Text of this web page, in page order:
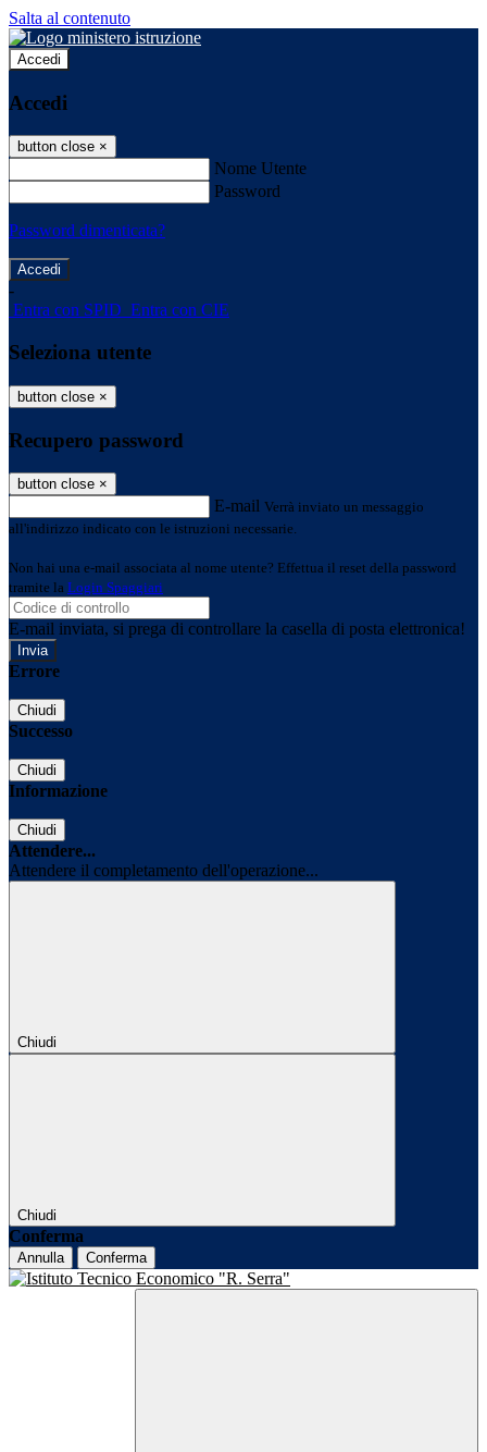
Salta al contenuto
Accedi
Accedi
button close ×
Nome Utente
Password
Password dimenticata?
-
Entra con SPID Entra con CIE
Seleziona utente
button close ×
Recupero password
button close ×
E-mail Verrà inviato un messaggio
all'indirizzo indicato con le istruzioni necessarie.
Non hai una e-mail associata al nome utente? Effettua il reset della password
tramite la Login Spaggiari
E-mail inviata, si prega di controllare la casella di posta elettronica!
Errore
Chiudi
Successo
Chiudi
Informazione
Chiudi
Attendere...
Attendere il completamento dell'operazione...
Chiudi
Chiudi
Conferma
Annulla Conferma